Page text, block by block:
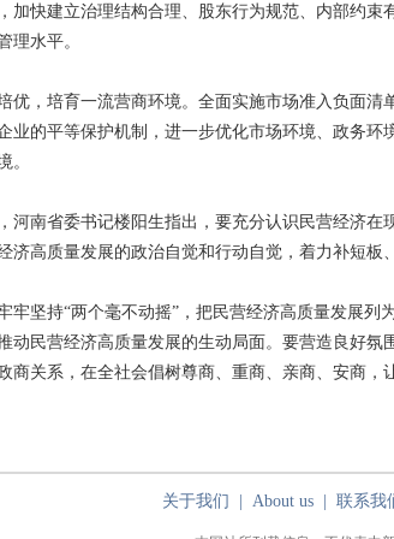
加快建立治理结构合理、股东行为规范、内部约束
理水平。
，培育一流营商环境。全面实施市场准入负面清
业的平等保护机制，进一步优化市场环境、政务环
。
南省委书记楼阳生指出，要充分认识民营经济在
济高质量发展的政治自觉和行动自觉，着力补短板
坚持“两个毫不动摇”，把民营经济高质量发展列
动民营经济高质量发展的生动局面。要营造良好氛
商关系，在全社会倡树尊商、重商、亲商、安商，
关于我们 About us| 联系我